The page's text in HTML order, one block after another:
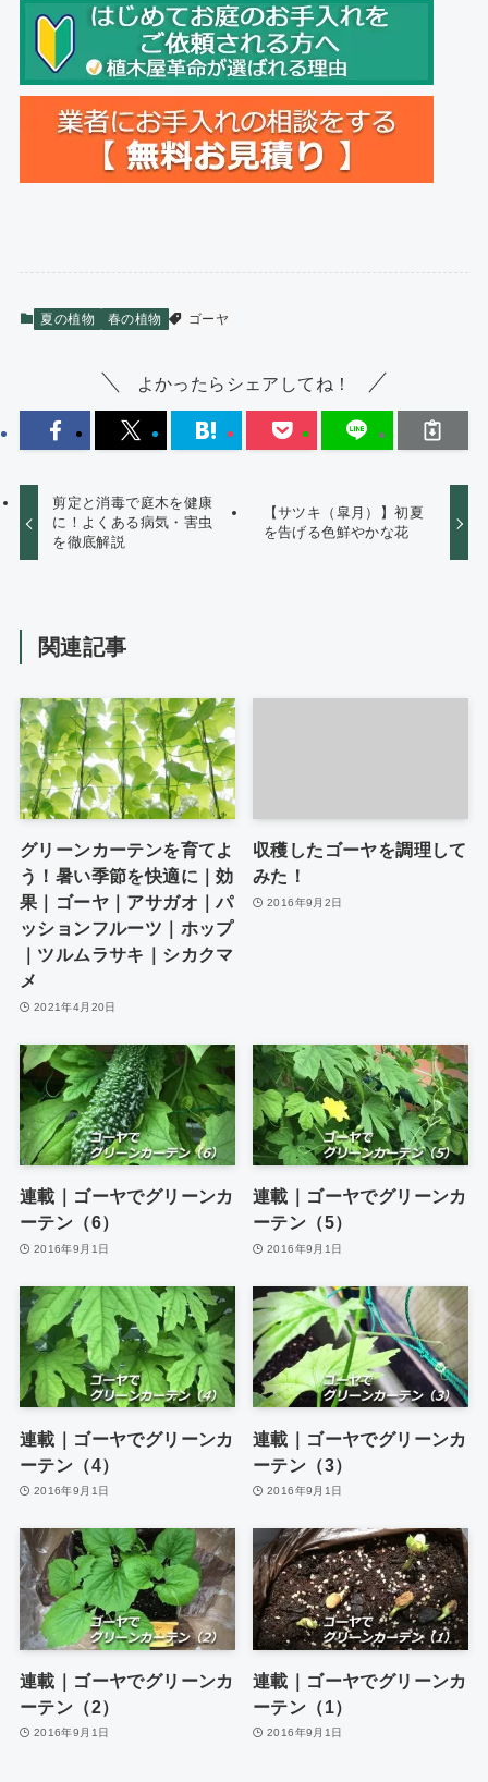
夏の植物 春の植物 ゴーヤ
よかったらシェアしてね！
剪定と消毒で庭木を健康
に！よくある病気・害虫
を徹底解説
【サツキ（皐月）】初夏
を告げる色鮮やかな花
関連記事
グリーンカーテンを育てよ
う！暑い季節を快適に｜効
果｜ゴーヤ｜アサガオ｜パ
ッションフルーツ｜ホップ
｜ツルムラサキ｜シカクマ
メ
2021年4月20日
収穫したゴーヤを調理して
みた！
2016年9月2日
連載｜ゴーヤでグリーンカ
ーテン（6）
2016年9月1日
連載｜ゴーヤでグリーンカ
ーテン（5）
2016年9月1日
連載｜ゴーヤでグリーンカ
ーテン（4）
2016年9月1日
連載｜ゴーヤでグリーンカ
ーテン（3）
2016年9月1日
連載｜ゴーヤでグリーンカ
ーテン（2）
2016年9月1日
連載｜ゴーヤでグリーンカ
ーテン（1）
2016年9月1日